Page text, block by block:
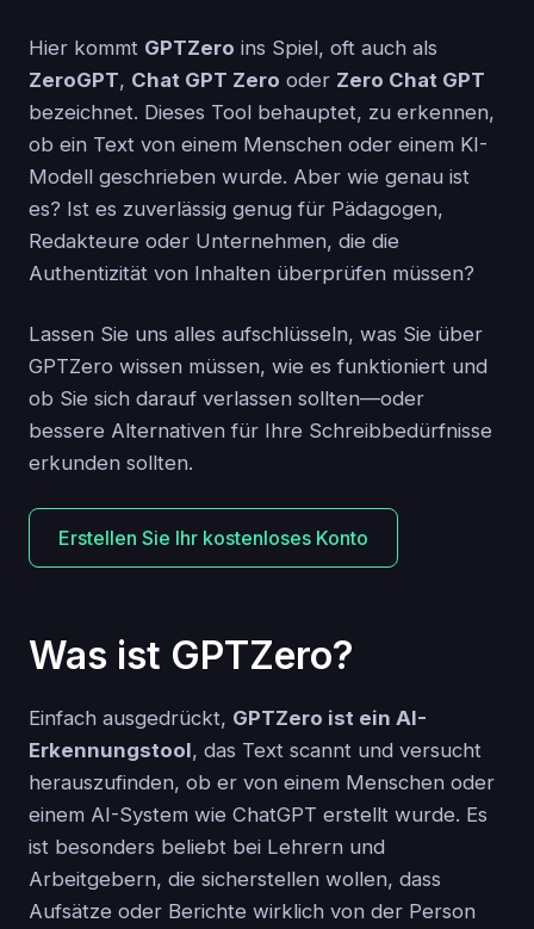
Hier kommt GPTZero ins Spiel, oft auch als
ZeroGPT, Chat GPT Zero oder Zero Chat GPT
bezeichnet. Dieses Tool behauptet, zu erkennen,
ob ein Text von einem Menschen oder einem KI-
Modell geschrieben wurde. Aber wie genau ist
es? Ist es zuverlässig genug für Pädagogen,
Redakteure oder Unternehmen, die die
Authentizität von Inhalten überprüfen müssen?
Lassen Sie uns alles aufschlüsseln, was Sie über
GPTZero wissen müssen, wie es funktioniert und
ob Sie sich darauf verlassen sollten—oder
bessere Alternativen für Ihre Schreibbedürfnisse
erkunden sollten.
Erstellen Sie Ihr kostenloses Konto
Was ist GPTZero?
Einfach ausgedrückt, GPTZero ist ein AI-
Erkennungstool, das Text scannt und versucht
herauszufinden, ob er von einem Menschen oder
einem AI-System wie ChatGPT erstellt wurde. Es
ist besonders beliebt bei Lehrern und
Arbeitgebern, die sicherstellen wollen, dass
Aufsätze oder Berichte wirklich von der Person